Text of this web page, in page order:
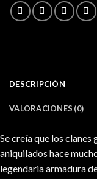
DESCRIPCIÓN
VALORACIONES (0)
Se creía que los
aniquilados hace
legendaria armadura